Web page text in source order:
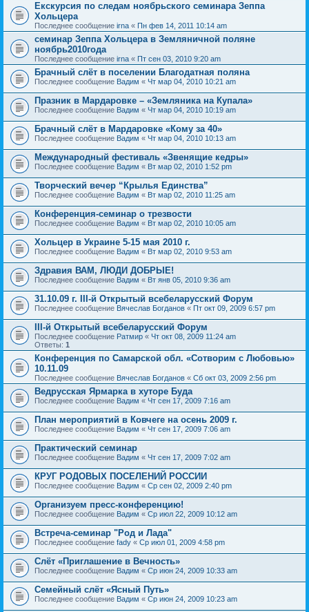
Екскурсия по следам ноябрьского семинара Зеппа
Хольцера
Последнее сообщение irna « Пн фев 14, 2011 10:14 am
семинар Зеппа Хольцера в Земляничной поляне
ноябрь2010года
Последнее сообщение irna « Пт сен 03, 2010 9:20 am
Брачный слёт в поселении Благодатная поляна
Последнее сообщение Вадим « Чт мар 04, 2010 10:21 am
Празник в Мардаровке – «Земляника на Купала»
Последнее сообщение Вадим « Чт мар 04, 2010 10:19 am
Брачный слёт в Мардаровке «Кому за 40»
Последнее сообщение Вадим « Чт мар 04, 2010 10:13 am
Международный фестиваль «Звенящие кедры»
Последнее сообщение Вадим « Вт мар 02, 2010 1:52 pm
Творческий вечер “Крылья Единства”
Последнее сообщение Вадим « Вт мар 02, 2010 11:25 am
Конференция-семинар о трезвости
Последнее сообщение Вадим « Вт мар 02, 2010 10:05 am
Хольцер в Украине 5-15 мая 2010 г.
Последнее сообщение Вадим « Вт мар 02, 2010 9:53 am
Здравия ВАМ, ЛЮДИ ДОБРЫЕ!
Последнее сообщение Вадим « Вт янв 05, 2010 9:36 am
31.10.09 г. III-й Открытый всебеларусский Форум
Последнее сообщение Вячеслав Богданов « Пт окт 09, 2009 6:57 pm
III-й Открытый всебеларусский Форум
Последнее сообщение Ратмир « Чт окт 08, 2009 11:24 am
Ответы: 1
Конференция по Самарской обл. «Сотворим с Любовью»
10.11.09
Последнее сообщение Вячеслав Богданов « Сб окт 03, 2009 2:56 pm
Ведрусская Ярмарка в хуторе Буда
Последнее сообщение Вадим « Чт сен 17, 2009 7:16 am
План мероприятий в Ковчеге на осень 2009 г.
Последнее сообщение Вадим « Чт сен 17, 2009 7:06 am
Практический семинар
Последнее сообщение Вадим « Чт сен 17, 2009 7:02 am
КРУГ РОДОВЫХ ПОСЕЛЕНИЙ РОССИИ
Последнее сообщение Вадим « Ср сен 02, 2009 2:40 pm
Организуем пресс-конференцию!
Последнее сообщение Вадим « Ср июл 22, 2009 10:12 am
Встреча-семинар "Род и Лада"
Последнее сообщение fady « Ср июл 01, 2009 4:58 pm
Слёт «Приглашение в Вечность»
Последнее сообщение Вадим « Ср июн 24, 2009 10:33 am
Семейный слёт «Ясный Путь»
Последнее сообщение Вадим « Ср июн 24, 2009 10:23 am